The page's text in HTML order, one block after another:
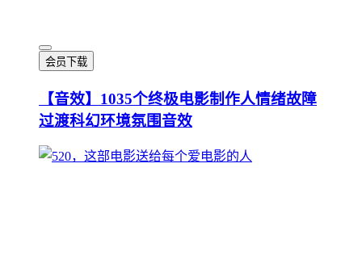
会员下载
【音效】1035个终极电影制作人情绪故障
过渡科幻环境氛围音效